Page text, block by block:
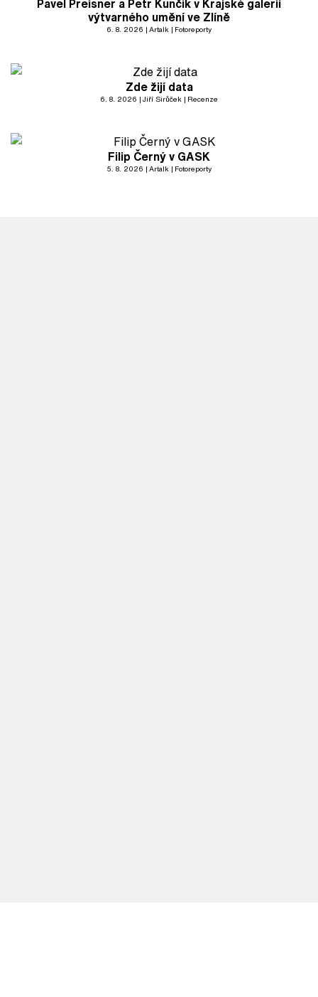
Pavel Preisner a Petr Kunčík v Krajské galerii
výtvarného umění ve Zlíně
6. 8. 2026 Artalk Fotoreporty
Zde žijí data
6. 8. 2026 Jiří Sirůček Recenze
Filip Černý v GASK
5. 8. 2026 Artalk Fotoreporty